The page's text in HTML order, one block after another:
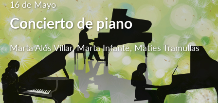
16 de Mayo
Concierto de piano
Marta Alós Villar, Marta Infante, Maties Tramullas